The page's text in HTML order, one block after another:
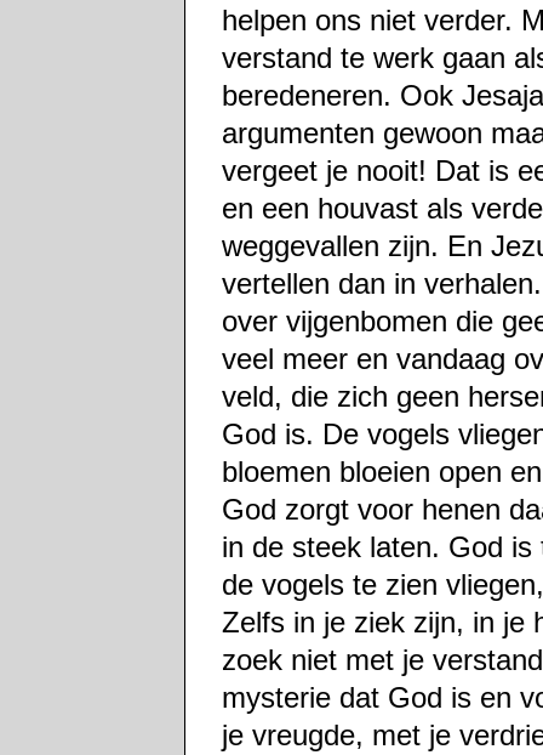
helpen ons niet verder.
verstand te werk gaan
beredeneren. Ook
argumenten gewoon
vergeet je nooit! Dat is
en een houvast als
weggevallen zijn. En
vertellen dan in
over vijgenbomen die
veel meer en vandaag
veld, die zich geen
God is. De vogels
bloemen bloeien open
God zorgt voor henen
in de steek laten. God
de vogels te zien
Zelfs in je ziek zijn, in je
zoek niet met je
mysterie dat God is en
je vreugde, met je